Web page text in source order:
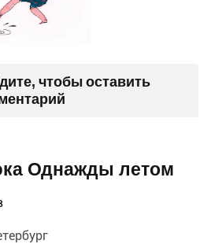
чтобы оставить
Однажды летом